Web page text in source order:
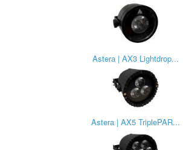
Astera | AX3 Lightdrop...
Astera | AX5 TriplePAR...